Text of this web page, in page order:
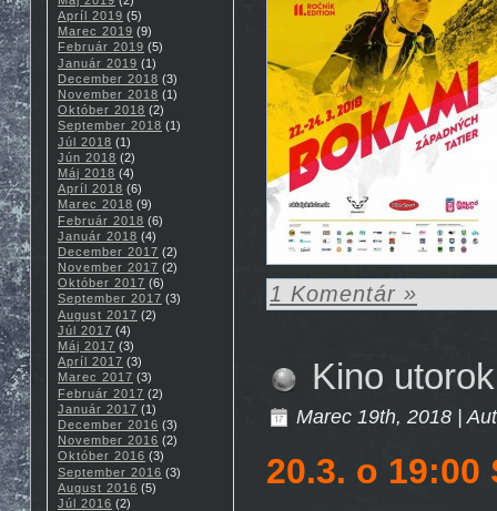
Apríl 2019 (5)
Marec 2019 (9)
Február 2019 (5)
Január 2019 (1)
December 2018 (3)
November 2018 (1)
Október 2018 (2)
September 2018 (1)
Júl 2018 (1)
Jún 2018 (2)
Máj 2018 (4)
Apríl 2018 (6)
Marec 2018 (9)
Február 2018 (6)
Január 2018 (4)
December 2017 (2)
November 2017 (2)
Október 2017 (6)
September 2017 (3)
August 2017 (2)
Júl 2017 (4)
Máj 2017 (3)
Apríl 2017 (3)
Marec 2017 (3)
Február 2017 (2)
Január 2017 (1)
December 2016 (3)
November 2016 (2)
Október 2016 (3)
September 2016 (3)
August 2016 (5)
Júl 2016 (2)
1 Komentár »
Kino
Marec 19th, 2018 |
20.3. o